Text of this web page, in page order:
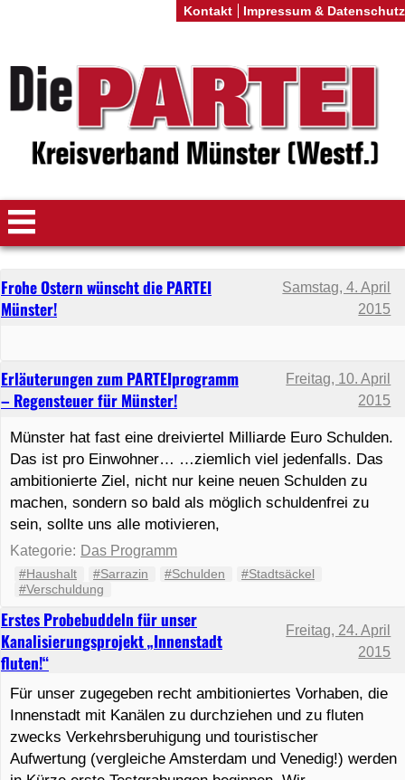
Erstes Probebuddeln für unser
Kanalisierungsprojekt „Innenstadt
fluten!“
Freitag, 24. April
2015
Für unser zugegeben recht ambitioniertes Vorhaben, die
Innenstadt mit Kanälen zu durchziehen und zu fluten
zwecks Verkehrsberuhigung und touristischer
Aufwertung (vergleiche Amsterdam und Venedig!) werden
Erläuterungen zum PARTEIprogramm
– Regensteuer für Münster!
Freitag, 10. April
2015
Münster hat fast eine dreiviertel Milliarde Euro Schulden.
Das ist pro Einwohner… …ziemlich viel jedenfalls. Das
ambitionierte Ziel, nicht nur keine neuen Schulden zu
machen, sondern so bald als möglich schuldenfrei zu
sein, sollte uns alle motivieren,
Kategorie: Das Programm
#Haushalt #Sarrazin #Schulden
#Stadtsäckel
#Verschuldung
Frohe Ostern wünscht die PARTEI
Münster!
Samstag, 4. April
2015
Kontakt Impressum & Datenschutz